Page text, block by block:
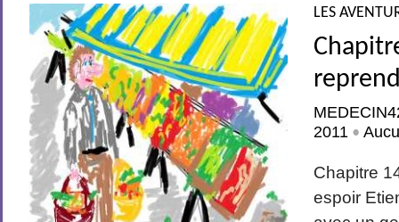
LES
2011 •
Chapitre
espoir